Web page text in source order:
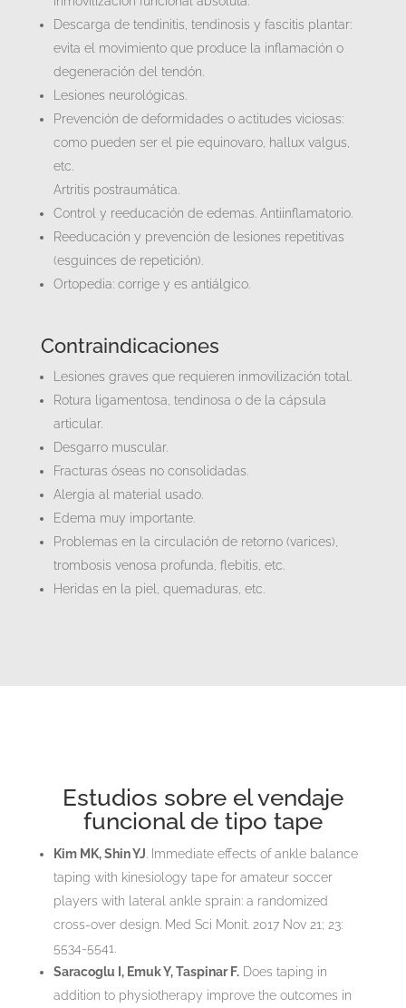
Descarga de tendinitis, tendinosis y fascitis plantar:
evita el movimiento que produce la inflamación o
degeneración del tendón.
Lesiones neurológicas.
Prevención de deformidades o actitudes viciosas:
como pueden ser el pie equinovaro, hallux valgus,
etc.
Artritis postraumática.
Control y reeducación de edemas. Antiinflamatorio.
Reeducación y prevención de lesiones repetitivas
(esguinces de repetición).
Ortopedia: corrige y es antiálgico.
Contraindicaciones
Lesiones graves que requieren inmovilización total.
Rotura ligamentosa, tendinosa o de la cápsula
articular.
Desgarro muscular.
Fracturas óseas no consolidadas.
Alergia al material usado.
Edema muy importante.
Problemas en la circulación de retorno (varices),
trombosis venosa profunda, flebitis, etc.
Heridas en la piel, quemaduras, etc.
Estudios sobre el vendaje
funcional de tipo tape
Kim MK, Shin YJ. Immediate effects of ankle balance
taping with kinesiology tape for amateur soccer
players with lateral ankle sprain: a randomized
cross-over design. Med Sci Monit. 2017 Nov 21; 23:
5534-5541.
Saracoglu I, Emuk Y, Taspinar F.Does taping in
addition to physiotherapy improve the outcomes in